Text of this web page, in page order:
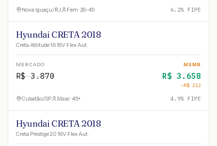
Nova Iguaçu/RJ Fem · 26-45 6.2% FIPE
Hyundai CRETA 2018
Creta Attitude 1.6 16V Flex Aut.
MERCADO
R$3.870
MSMB
R$ 3.658
−R$ 212
Cubatão/SP Masc · 45+ 4.9% FIPE
Hyundai CRETA 2018
Creta Prestige 2.0 16V Flex Aut.